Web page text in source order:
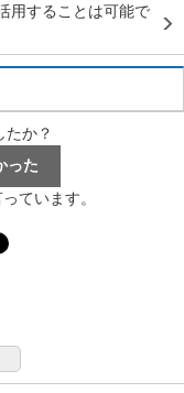
用することは可能で
たか？
ています。